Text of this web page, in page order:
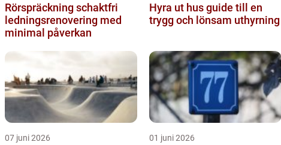
Rörspräckning schaktfri
ledningsrenovering med
minimal påverkan
Hyra ut hus guide till en
trygg och lönsam uthyrning
07 juni 2026 01 juni 2026